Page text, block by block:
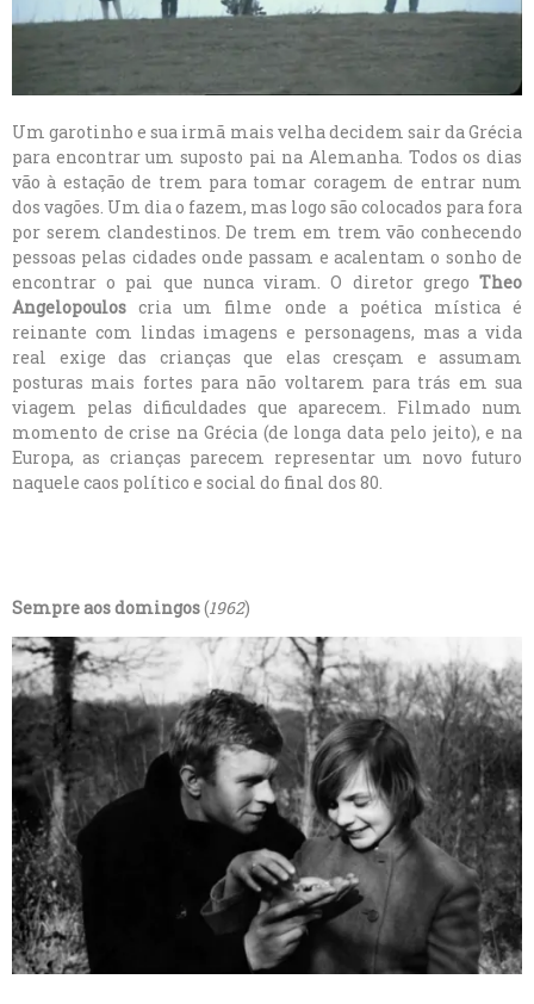
Um garotinho e sua irmã mais velha decidem sair da Grécia
para encontrar um suposto pai na Alemanha. Todos os dias
vão à estação de trem para tomar coragem de entrar num
dos vagões. Um dia o fazem, mas logo são colocados para fora
por serem clandestinos. De trem em trem vão conhecendo
pessoas pelas cidades onde passam e acalentam o sonho de
encontrar o pai que nunca viram. O diretor grego Theo
Angelopoulos cria um filme onde a poética mística é
reinante com lindas imagens e personagens, mas a vida
real exige das crianças que elas cresçam e assumam
posturas mais fortes para não voltarem para trás em sua
viagem pelas dificuldades que aparecem. Filmado num
momento de crise na Grécia (de longa data pelo jeito), e na
Europa, as crianças parecem representar um novo futuro
naquele caos político e social do final dos 80.
Sempre aos domingos(1962)